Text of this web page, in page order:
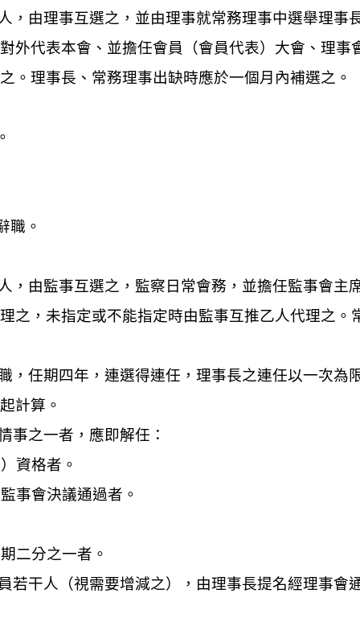
，由理事互選之，並由理事就常務理事中選舉理事
外代表本會、並擔任會員（會員代表）大會、理事
。理事長、常務理事出缺時應於一個月內補選之。
職。
，由監事互選之，監察日常會務，並擔任監事會主
之，未指定或不能指定時由監事互推乙人代理之。
，任期四年，連選得連任 ，理事長之連任以一次為
計算。
事之一者，應即解任：
資格者。
事會決議通過者。
二分之一者。
若干人（視需要增減之），由理事長提名經理事會